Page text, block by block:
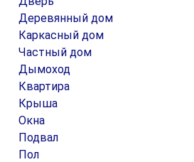
Деревянный дом
Каркасный дом
Частный дом
Дымоход
Квартира
Крыша
Окна
Подвал
Пол